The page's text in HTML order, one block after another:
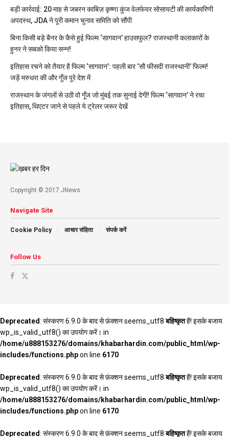
बड़ी कार्रवाई: 20 माह से जबरन काबिज़ कृष्णा कुंज वेलफेयर सोसायटी की कार्यकारिणी
अपदस्थ, JDA ने पूरी कमान चुनाव समिति को सौंपी
बिना किसी बड़े बैनर के कैसे हुई फिल्म ‘सागवान’ हाउसफुल? राजस्थानी कलाकारों के
हुनर ने सबको किया सन्न!
इतिहास रचने को तैयार है फिल्म ‘सागवान’: पहली बार ‘सौ फीसदी राजस्थानी’ फिल्म!
जड़ें मरुधरा की और गूँज पूरे देश में
राजस्थान के जंगलों से उठी वो गूँज जो मुंबई तक सुनाई देगी! फिल्म ‘सागवान’ ने रचा
इतिहास, थिएटर जाने से पहले ये ट्रेलर जरूर देखें
Copyright © 2017 JNews.
Navigate Site
Cookie Policy आचार संहिता संपर्क करें
Follow Us
Deprecated: संस्करण 6.9.0 के बाद से फ़ंक्शन seems_utf8बहिष्कृतहै! इसके बजाय
wp_is_valid_utf8() का उपयोग करें। in
/home/u888153276/domains/khabarhardin.com/public_html/wp-
includes/functions.phpon line 6170
Deprecated: संस्करण 6.9.0 के बाद से फ़ंक्शन seems_utf8बहिष्कृतहै! इसके बजाय
wp_is_valid_utf8() का उपयोग करें। in
/home/u888153276/domains/khabarhardin.com/public_html/wp-
includes/functions.phpon line 6170
Deprecated: संस्करण 6.9.0 के बाद से फ़ंक्शन seems_utf8बहिष्कृतहै! इसके बजाय